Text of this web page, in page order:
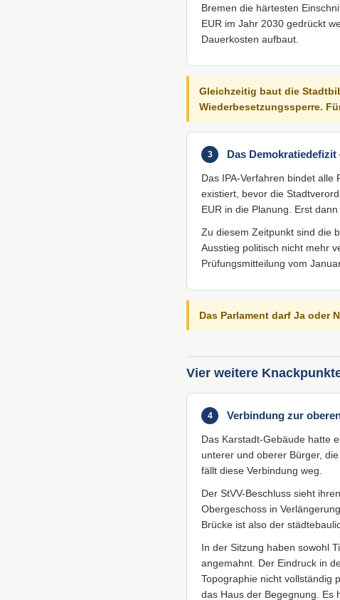
Bremen die härtesten
EUR im Jahr 2030 gedrückt
Dauerkosten aufbaut.
Gleichzeitig baut die
Wiederbesetzungssperre.
3 Das
Das IPA-Verfahren bindet
existiert, bevor die
EUR in die Planung. Erst
Zu diesem Zeitpunkt sind die
Ausstieg politisch nicht mehr
Prüfungsmitteilung vom
Das Parlament darf Ja oder
Vier weitere
4 Verbindung zur
Das Karstadt-Gebäude hatte
unterer und oberer Bürger,
fällt diese Verbindung weg.
Der StVV-Beschluss sieht
Obergeschoss in
Brücke ist also der
In der Sitzung haben sowohl
angemahnt. Der Eindruck in
Topographie nicht vollständig
das Haus der Begegnung. Es